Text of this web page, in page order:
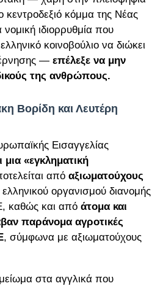
κόμμα της Νέας
νομική ιδιορρυθμία που
κοινοβούλιο να διώκει
— επέλεξε να μην
της ανθρώπους.
Βορίδη και Λευτέρη
Εισαγγελίας
μια «εγκληματική
από αξιωματούχους
ελληνικού οργανισμού διανομής
καθώς και από άτομα και
παράνομα αγροτικές
, σύμφωνα με αξιωματούχους
στα αγγλικά που